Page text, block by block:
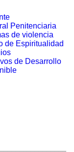
Penitenciaria
de violencia
de Espiritualidad
de Desarrollo